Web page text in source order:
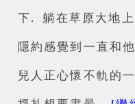
下. 躺在草原大地
隱約感覺到一直和
兒人正心懷不軌的